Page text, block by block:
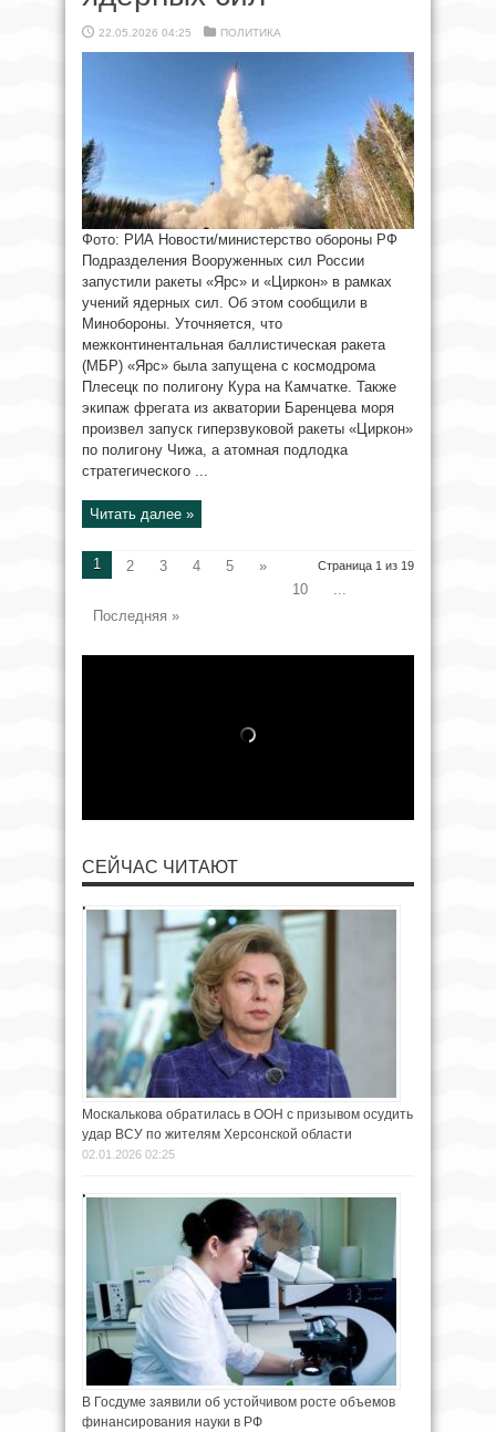
22.05.2026 04:25 ПОЛИТИКА
Фото: РИА Новости/министерство обороны РФ
Подразделения Вооруженных сил России
запустили ракеты «Ярс» и «Циркон» в рамках
учений ядерных сил. Об этом сообщили в
Минобороны. Уточняется, что
межконтинентальная баллистическая ракета
(МБР) «Ярс» была запущена с космодрома
Плесецк по полигону Кура на Камчатке. Также
экипаж фрегата из акватории Баренцева моря
произвел запуск гиперзвуковой ракеты «Циркон»
по полигону Чижа, а атомная подлодка
стратегического ...
Читать далее »
Страница 1 из 19
1 2 3 4 5
»
10
...
Последняя »
СЕЙЧАС ЧИТАЮТ
Москалькова обратилась в ООН с призывом осудить
удар ВСУ по жителям Херсонской области
02.01.2026 02:25
В Госдуме заявили об устойчивом росте объемов
финансирования науки в РФ